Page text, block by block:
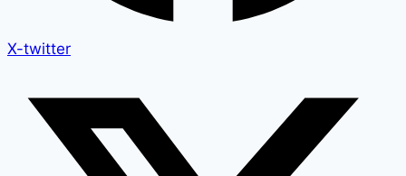
X-twitter